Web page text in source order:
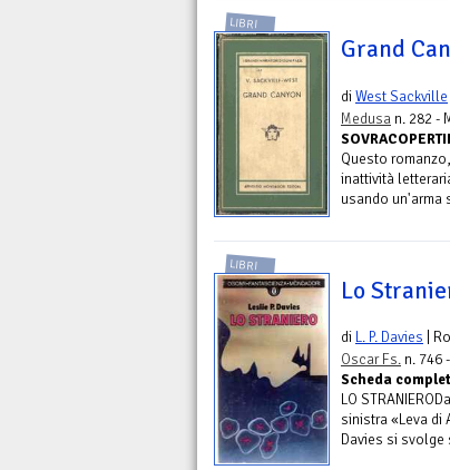
LIBRI
Grand
diWest Sackville
Medusa n. 282 -
Questo
inattività
usando un'arma
LIBRI
Lo
di L. P. Davies |
Oscar Fs. n. 746
Scheda
LO
sinistra «Leva di
Davies si